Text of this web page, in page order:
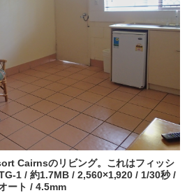
Cairnsのリビング。これはフィッシ
1 / 約1.7MB / 2,560×1,920 / 1/30秒 /
ート / 4.5mm